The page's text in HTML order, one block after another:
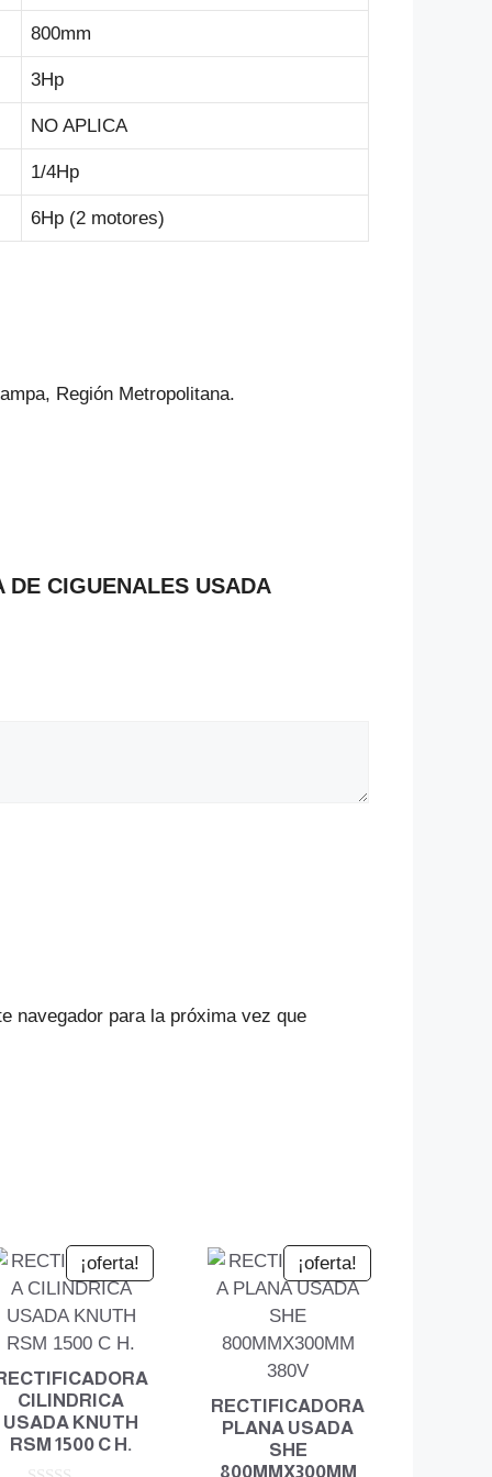
800mm
3Hp
NO APLICA
1/4Hp
6Hp (2 motores)
Región Metropolitana.
CIGUENALES USADA
navegador para la próxima vez que
¡oferta!
CILINDRICA
USADA KNUTH
RSM 1500 C H.
¡oferta!
RECTIFICADORA
PLANA USADA
SHE
800MMX300MM